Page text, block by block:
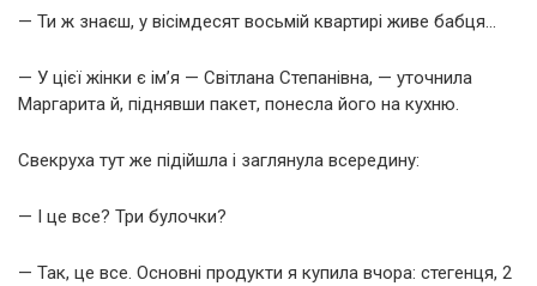
— Ти ж знаєш, у вісімдесят восьмій квартирі живе бабця…
— У цієї жінки є ім’я — Світлана Степанівна, — уточнила
Маргарита й, піднявши пакет, понесла його на кухню.
Свекруха тут же підійшла і заглянула всередину:
— І це все? Три булочки?
— Так, це все. Основні продукти я купила вчора: стегенця, 2